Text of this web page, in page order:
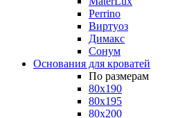
Perrino
Виртуоз
Димакс
Сонум
Основания для кроватей
По размерам
80x190
80x195
80x200